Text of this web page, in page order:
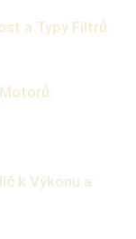
a Typy Filtrů
k Výkonu a